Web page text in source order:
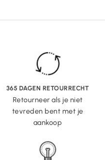
365 DAGEN RETOURRECHT
Retourneer als je niet
tevreden bent met je
aankoop